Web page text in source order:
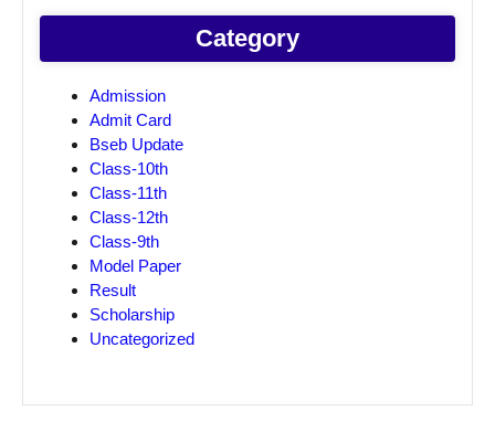
Category
Admission
Admit Card
Bseb Update
Class-10th
Class-11th
Class-12th
Class-9th
Model Paper
Result
Scholarship
Uncategorized